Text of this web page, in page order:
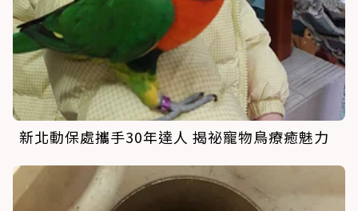
新北動保處攜手30年達人 揭祕寵物鳥療癒魅力